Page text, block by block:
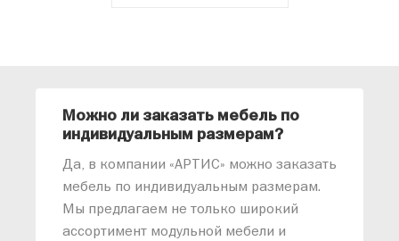
Можно ли заказать мебель по
индивидуальным размерам?
Да, в компании «АРТИС» можно заказать
мебель по индивидуальным размерам.
Мы предлагаем не только широкий
ассортимент модульной мебели и